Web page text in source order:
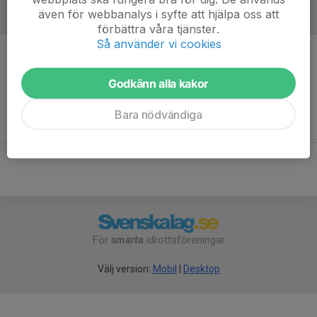
Referat
Inget referat skrivet
För smarta idrottsföreningar
Välj version: Mobil Desktop
även för webbanalys i syfte att hjälpa oss att
förbättra våra tjänster.
Så använder vi cookies
Godkänn alla kakor
Bara nödvändiga